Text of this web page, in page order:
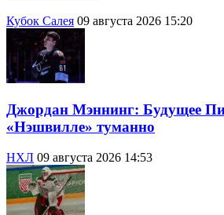
Кубок Салея 09 августа 2026 15:20
Джордан Мэннинг: Будущее
«Нэшвилле» туманно
НХЛ 09 августа 2026 14:53